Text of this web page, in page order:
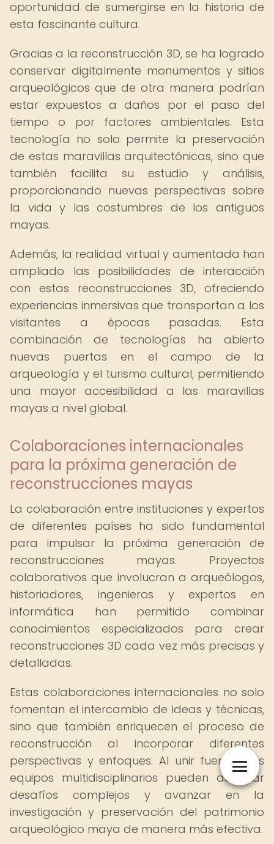
oportunidad de sumergirse en la historia de
esta fascinante cultura.
Gracias a la reconstrucción 3D, se ha logrado
conservar digitalmente monumentos y sitios
arqueológicos que de otra manera podrían
estar expuestos a daños por el paso del
tiempo o por factores ambientales. Esta
tecnología no solo permite la preservación
de estas maravillas arquitectónicas, sino que
también facilita su estudio y análisis,
proporcionando nuevas perspectivas sobre
la vida y las costumbres de los antiguos
mayas.
Además, la realidad virtual y aumentada han
ampliado las posibilidades de interacción
con estas reconstrucciones 3D, ofreciendo
experiencias inmersivas que transportan a los
visitantes a épocas pasadas. Esta
combinación de tecnologías ha abierto
nuevas puertas en el campo de la
arqueología y el turismo cultural, permitiendo
una mayor accesibilidad a las maravillas
mayas a nivel global.
Colaboraciones internacionales
para la próxima generación de
reconstrucciones mayas
La colaboración entre instituciones y expertos
de diferentes países ha sido fundamental
para impulsar la próxima generación de
reconstrucciones mayas. Proyectos
colaborativos que involucran a arqueólogos,
historiadores, ingenieros y expertos en
informática han permitido combinar
conocimientos especializados para crear
reconstrucciones 3D cada vez más precisas y
detalladas.
Estas colaboraciones internacionales no solo
fomentan el intercambio de ideas y técnicas,
sino que también enriquecen el proceso de
reconstrucción al incorporar diferentes
perspectivas y enfoques. Al unir fuerzas, los
equipos multidisciplinarios pueden abordar
desafíos complejos y avanzar en la
investigación y preservación del patrimonio
arqueológico maya de manera más efectiva.